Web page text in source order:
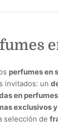
perfumes en
invitados: un
en
exclusivos
selección de